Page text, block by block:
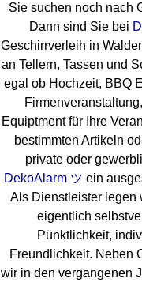
Sie suchen noch nach
Dann sind Sie bei
Geschirrverleih in
an Tellern, Tassen und
egal ob Hochzeit, BBQ
Equiptment für Ihre
bestimmten Artikeln
private oder
DekoAlarm ツ ein
Als Dienstleister legen
eigentlich
Pünktlichkeit,
Freundlichkeit. Neben
wir in den vergangenen